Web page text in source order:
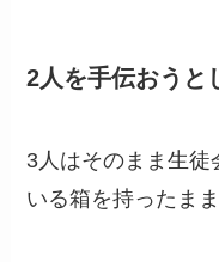
2人を手伝おうと
3人はそのまま生徒
いる箱を持ったま